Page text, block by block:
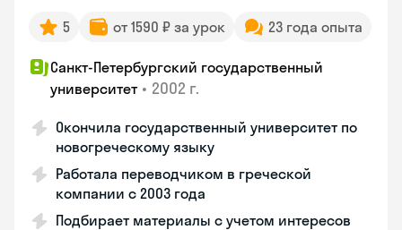
5 от 1590 ₽ за урок 23 года опыта
Санкт-Петербургский государственный
университет • 2002 г.
Окончила государственный университет по
новогреческому языку
Работала переводчиком в греческой
компании с 2003 года
Подбирает материалы с учетом интересов